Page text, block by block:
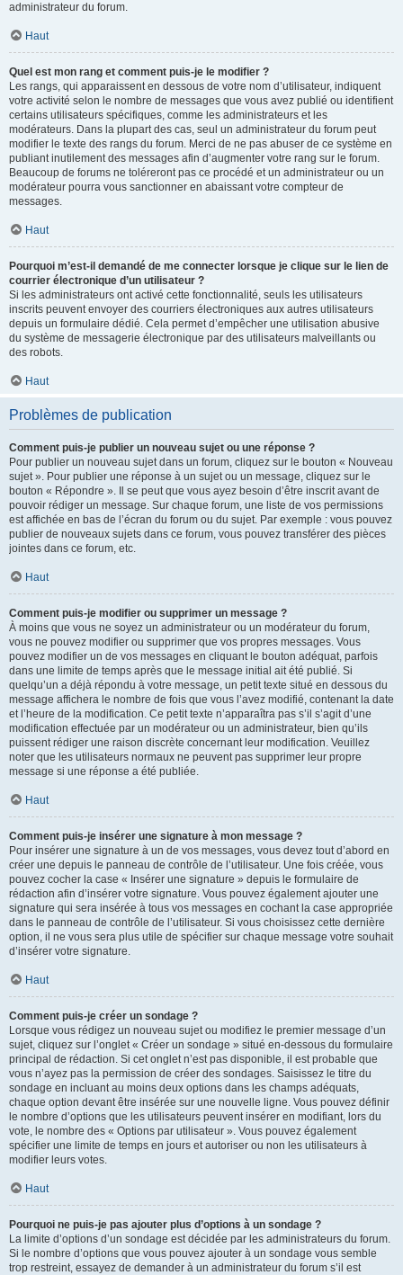
administrateur du forum.
Haut
Quel est mon rang et comment puis-je le modifier ?
Les rangs, qui apparaissent en dessous de votre nom d’utilisateur, indiquent
votre activité selon le nombre de messages que vous avez publié ou identifient
certains utilisateurs spécifiques, comme les administrateurs et les
modérateurs. Dans la plupart des cas, seul un administrateur du forum peut
modifier le texte des rangs du forum. Merci de ne pas abuser de ce système en
publiant inutilement des messages afin d’augmenter votre rang sur le forum.
Beaucoup de forums ne toléreront pas ce procédé et un administrateur ou un
modérateur pourra vous sanctionner en abaissant votre compteur de
messages.
Haut
Pourquoi m’est-il demandé de me connecter lorsque je clique sur le lien de
courrier électronique d’un utilisateur ?
Si les administrateurs ont activé cette fonctionnalité, seuls les utilisateurs
inscrits peuvent envoyer des courriers électroniques aux autres utilisateurs
depuis un formulaire dédié. Cela permet d’empêcher une utilisation abusive
du système de messagerie électronique par des utilisateurs malveillants ou
des robots.
Haut
Problèmes de publication
Comment puis-je publier un nouveau sujet ou une réponse ?
Pour publier un nouveau sujet dans un forum, cliquez sur le bouton « Nouveau
sujet ». Pour publier une réponse à un sujet ou un message, cliquez sur le
bouton « Répondre ». Il se peut que vous ayez besoin d’être inscrit avant de
pouvoir rédiger un message. Sur chaque forum, une liste de vos permissions
est affichée en bas de l’écran du forum ou du sujet. Par exemple : vous pouvez
publier de nouveaux sujets dans ce forum, vous pouvez transférer des pièces
jointes dans ce forum, etc.
Haut
Comment puis-je modifier ou supprimer un message ?
À moins que vous ne soyez un administrateur ou un modérateur du forum,
vous ne pouvez modifier ou supprimer que vos propres messages. Vous
pouvez modifier un de vos messages en cliquant le bouton adéquat, parfois
dans une limite de temps après que le message initial ait été publié. Si
quelqu’un a déjà répondu à votre message, un petit texte situé en dessous du
message affichera le nombre de fois que vous l’avez modifié, contenant la date
et l’heure de la modification. Ce petit texte n’apparaîtra pas s’il s’agit d’une
modification effectuée par un modérateur ou un administrateur, bien qu’ils
puissent rédiger une raison discrète concernant leur modification. Veuillez
noter que les utilisateurs normaux ne peuvent pas supprimer leur propre
message si une réponse a été publiée.
Haut
Comment puis-je insérer une signature à mon message ?
Pour insérer une signature à un de vos messages, vous devez tout d’abord en
créer une depuis le panneau de contrôle de l’utilisateur. Une fois créée, vous
pouvez cocher la case « Insérer une signature » depuis le formulaire de
rédaction afin d’insérer votre signature. Vous pouvez également ajouter une
signature qui sera insérée à tous vos messages en cochant la case appropriée
dans le panneau de contrôle de l’utilisateur. Si vous choisissez cette dernière
option, il ne vous sera plus utile de spécifier sur chaque message votre souhait
d’insérer votre signature.
Haut
Comment puis-je créer un sondage ?
Lorsque vous rédigez un nouveau sujet ou modifiez le premier message d’un
sujet, cliquez sur l’onglet « Créer un sondage » situé en-dessous du formulaire
principal de rédaction. Si cet onglet n’est pas disponible, il est probable que
vous n’ayez pas la permission de créer des sondages. Saisissez le titre du
sondage en incluant au moins deux options dans les champs adéquats,
chaque option devant être insérée sur une nouvelle ligne. Vous pouvez définir
le nombre d’options que les utilisateurs peuvent insérer en modifiant, lors du
vote, le nombre des « Options par utilisateur ». Vous pouvez également
spécifier une limite de temps en jours et autoriser ou non les utilisateurs à
modifier leurs votes.
Haut
Pourquoi ne puis-je pas ajouter plus d’options à un sondage ?
La limite d’options d’un sondage est décidée par les administrateurs du forum.
Si le nombre d’options que vous pouvez ajouter à un sondage vous semble
trop restreint, essayez de demander à un administrateur du forum s’il est